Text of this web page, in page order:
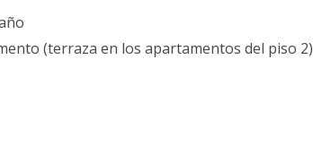
(terraza en los apartamentos del piso 2)